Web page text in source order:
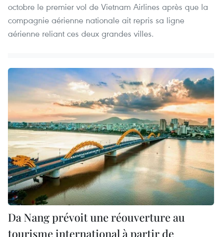
octobre le premier vol de Vietnam Airlines après que la
compagnie aérienne nationale ait repris sa ligne
aérienne reliant ces deux grandes villes.
Da Nang prévoit une réouverture au
tourisme international à partir de